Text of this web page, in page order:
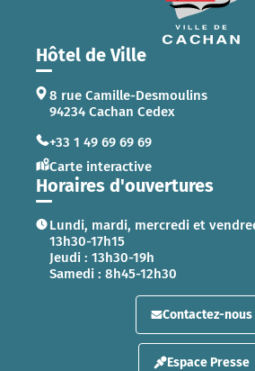
Hôtel de Ville
8 rue Camille-Desmoulins
94234 Cachan Cedex
+33 1 49 69 69 69
Carte interactive
Horaires d'ouvertures
Lundi, mardi, mercredi et
13h30-17h15
Jeudi : 13h30-19h
Samedi : 8h45-12h30
Contactez-nous
Espace Presse